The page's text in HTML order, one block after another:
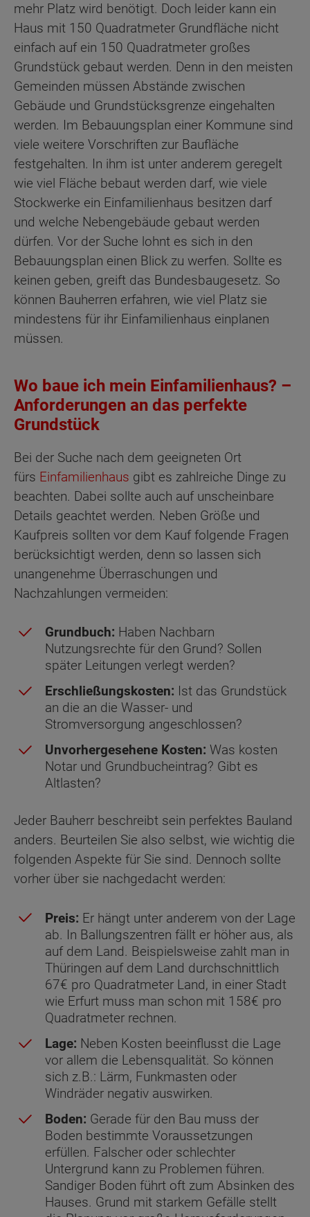
mehr Platz wird benötigt. Doch leider kann ein
Haus mit 150 Quadratmeter Grundfläche nicht
einfach auf ein 150 Quadratmeter großes
Grundstück gebaut werden. Denn in den meisten
Gemeinden müssen Abstände zwischen
Gebäude und Grundstücksgrenze eingehalten
werden. Im Bebauungsplan einer Kommune sind
viele weitere Vorschriften zur Baufläche
festgehalten. In ihm ist unter anderem geregelt
wie viel Fläche bebaut werden darf, wie viele
Stockwerke ein Einfamilienhaus besitzen darf
und welche Nebengebäude gebaut werden
dürfen. Vor der Suche lohnt es sich in den
Bebauungsplan einen Blick zu werfen. Sollte es
keinen geben, greift das Bundesbaugesetz. So
können Bauherren erfahren, wie viel Platz sie
mindestens für ihr Einfamilienhaus einplanen
müssen.
Wo baue ich mein Einfamilienhaus? –
Anforderungen an das perfekte
Grundstück
Bei der Suche nach dem geeigneten Ort
fürs Einfamilienhaus gibt es zahlreiche Dinge zu
beachten. Dabei sollte auch auf unscheinbare
Details geachtet werden. Neben Größe und
Kaufpreis sollten vor dem Kauf folgende Fragen
berücksichtigt werden, denn so lassen sich
unangenehme Überraschungen und
Nachzahlungen vermeiden:
Grundbuch: Haben Nachbarn
Nutzungsrechte für den Grund? Sollen
später Leitungen verlegt werden?
Erschließungskosten: Ist das Grundstück
an die an die Wasser- und
Stromversorgung angeschlossen?
Unvorhergesehene Kosten: Was kosten
Notar und Grundbucheintrag? Gibt es
Altlasten?
Jeder Bauherr beschreibt sein perfektes Bauland
anders. Beurteilen Sie also selbst, wie wichtig die
folgenden Aspekte für Sie sind. Dennoch sollte
vorher über sie nachgedacht werden:
Preis: Er hängt unter anderem von der Lage
ab. In Ballungszentren fällt er höher aus, als
auf dem Land. Beispielsweise zahlt man in
Thüringen auf dem Land durchschnittlich
67€ pro Quadratmeter Land, in einer Stadt
wie Erfurt muss man schon mit 158€ pro
Quadratmeter rechnen.
Lage: Neben Kosten beeinflusst die Lage
vor allem die Lebensqualität. So können
sich z.B.: Lärm, Funkmasten oder
Windräder negativ auswirken.
Boden: Gerade für den Bau muss der
Boden bestimmte Voraussetzungen
erfüllen. Falscher oder schlechter
Untergrund kann zu Problemen führen.
Sandiger Boden führt oft zum Absinken des
Hauses. Grund mit starkem Gefälle stellt